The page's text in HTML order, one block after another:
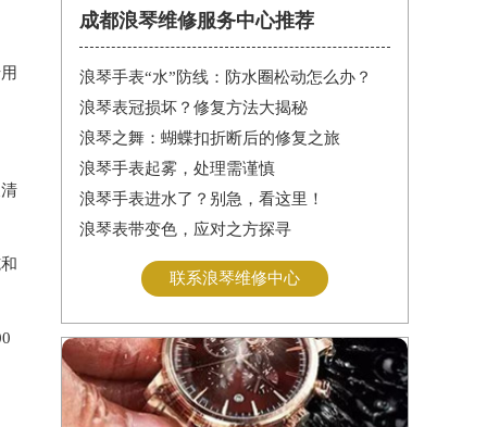
成都浪琴维修服务中心推荐
浪琴手表“水”防线：防水圈松动怎么办？
浪琴表冠损坏？修复方法大揭秘
浪琴之舞：蝴蝶扣折断后的修复之旅
浪琴手表起雾，处理需谨慎
浪琴手表进水了？别急，看这里！
浪琴表带变色，应对之方探寻
联系浪琴维修中心